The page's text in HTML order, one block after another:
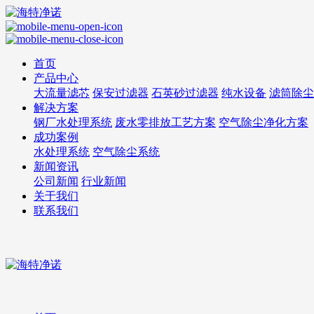
首页
产品中心
大流量滤芯 保安过滤器 石英砂过滤器 纯水设备 滤筒除
解决方案
钢厂水处理系统 废水零排放工艺方案 空气除尘净化方案
成功案例
水处理系统 空气除尘系统
新闻资讯
公司新闻 行业新闻
关于我们
联系我们